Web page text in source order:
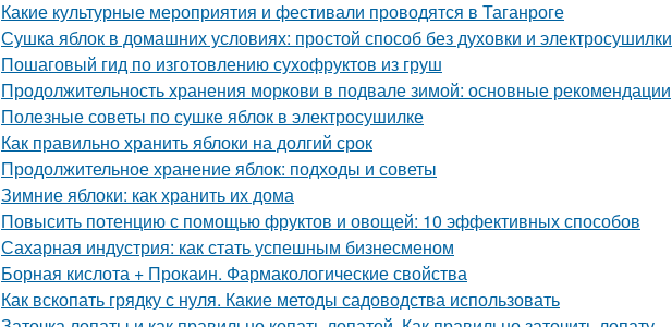
Какие культурные мероприятия и фестивали проводятся в Таганроге
Сушка яблок в домашних условиях: простой способ без духовки и электросушилки
Пошаговый гид по изготовлению сухофруктов из груш
Продолжительность хранения моркови в подвале зимой: основные рекомендации
Полезные советы по сушке яблок в электросушилке
Как правильно хранить яблоки на долгий срок
Продолжительное хранение яблок: подходы и советы
Зимние яблоки: как хранить их дома
Повысить потенцию с помощью фруктов и овощей: 10 эффективных способов
Сахарная индустрия: как стать успешным бизнесменом
Борная кислота + Прокаин. Фармакологические свойства
Как вскопать грядку с нуля. Какие методы садоводства использовать